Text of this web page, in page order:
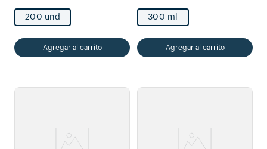
200 und
Agregar al carrito
300 ml
Agregar al carrito